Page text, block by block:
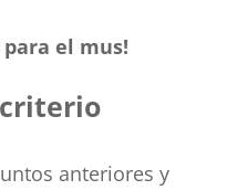
para el mus!
anteriores y